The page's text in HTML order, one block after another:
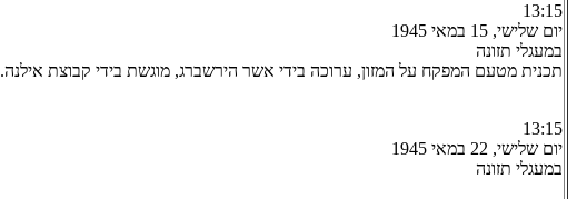
13:15
יום שלישי, 15 במאי 1945
במעגלי תזונה
תכנית מטעם המפקח על המזון, ערוכה בידי אשר הירשברג, מוגשת בידי קבוצת אילנה.
13:15
יום שלישי, 22 במאי 1945
במעגלי תזונה